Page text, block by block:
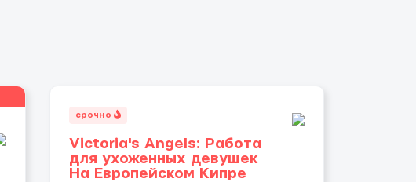
срочно
Victoria's Angels: Работа
для ухоженных девушек
На Европейском Кипре